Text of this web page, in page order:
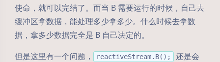
使命，就可以完结了。而当 B 需要运行的时候，自己去
缓冲区拿数据，能处理多少拿多少。什么时候去拿数
据，拿多少数据完全是 B 自己决定的。
但是这里有一个问题，
reactiveStream.B();
还是会